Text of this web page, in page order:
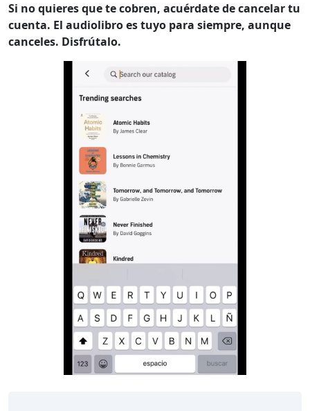
Si no quieres que te cobren, acuérdate de cancelar tu
cuenta. El audiolibro es tuyo para siempre, aunque
canceles. Disfrútalo.